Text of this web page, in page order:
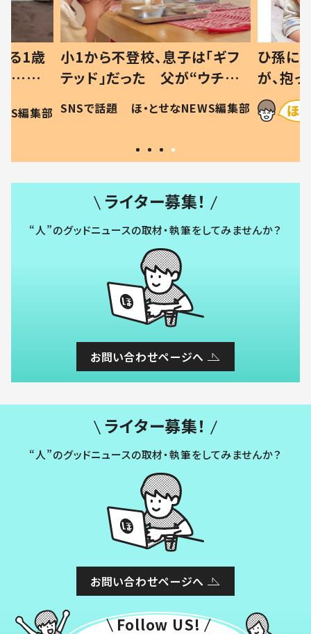
る1歳
…母
現行
編集部
小1から不登校、息子は「ギフ
テッド」だった 父が“ウチ給
食”を作り続ける理由とは #令
和の親 #令和の子
SNSで話題 ほ・とせなNEWS編集部
ひ孫に
が、抱
に「涙
方ない」
ライター募集！
“人”のグッドニュースの取材・執筆をしてみませんか？
お問い合わせページへ
ライター募集！
“人”のグッドニュースの取材・執筆をしてみませんか？
お問い合わせページへ
Follow US!